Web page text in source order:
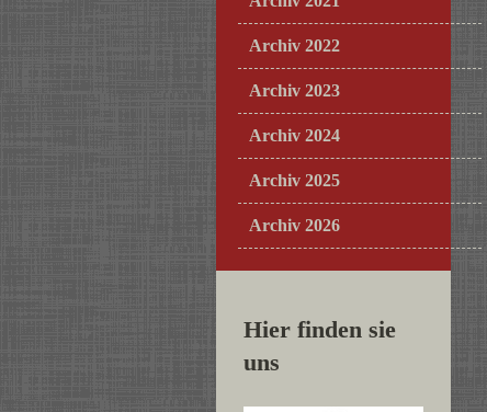
Archiv 2022
Archiv 2023
Archiv 2024
Archiv 2025
Archiv 2026
Hier finden sie
uns